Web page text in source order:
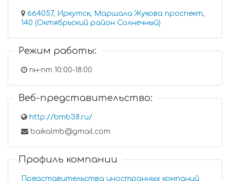
664057, Иркутск, Маршала Жукова проспект,
140 (Октябрьский район Солнечный)
Режим работы:
пн-пт 10:00-18:00
Веб-представительство:
http://bmb38.ru/
baikalmb@gmail.com
Профиль компании
Представительства иностранных компаний